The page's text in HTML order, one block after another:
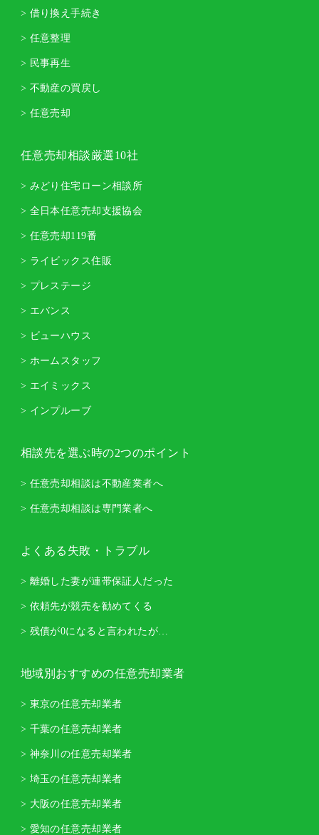
> 借り換え手続き
> 任意整理
> 民事再生
> 不動産の買戻し
> 任意売却
任意売却相談厳選10社
> みどり住宅ローン相談所
> 全日本任意売却支援協会
> 任意売却119番
> ライビックス住販
> プレステージ
> エバンス
> ビューハウス
> ホームスタッフ
> エイミックス
> インプルーブ
相談先を選ぶ時の2つのポイント
> 任意売却相談は不動産業者へ
> 任意売却相談は専門業者へ
よくある失敗・トラブル
> 離婚した妻が連帯保証人だった
> 依頼先が競売を勧めてくる
> 残債が0になると言われたが…
地域別おすすめの任意売却業者
> 東京の任意売却業者
> 千葉の任意売却業者
> 神奈川の任意売却業者
> 埼玉の任意売却業者
> 大阪の任意売却業者
> 愛知の任意売却業者